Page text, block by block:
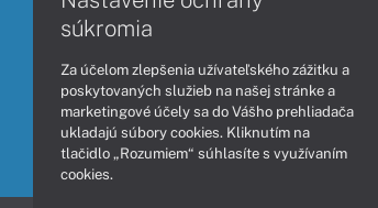
súkromia
Za účelom zlepšenia užívateľského zážitku a
poskytovaných služieb na našej stránke a
marketingové účely sa do Vášho prehliadača
ukladajú súbory cookies. Kliknutím na
tlačidlo „Rozumiem“ súhlasíte s využívaním
cookies.